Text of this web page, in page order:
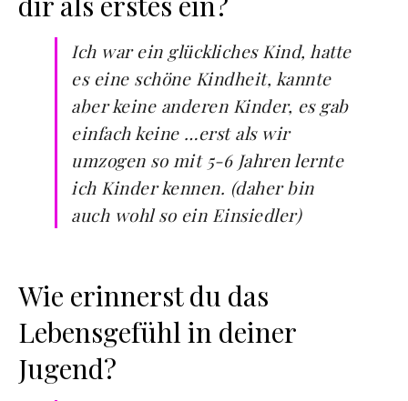
Ich war ein glückliches Kind, hatte
es eine schöne Kindheit, kannte
aber keine anderen Kinder, es gab
einfach keine …erst als wir
umzogen so mit 5-6 Jahren lernte
ich Kinder kennen. (daher bin
auch wohl so ein Einsiedler)
Wie erinnerst du das
Lebensgefühl in deiner
Jugend?